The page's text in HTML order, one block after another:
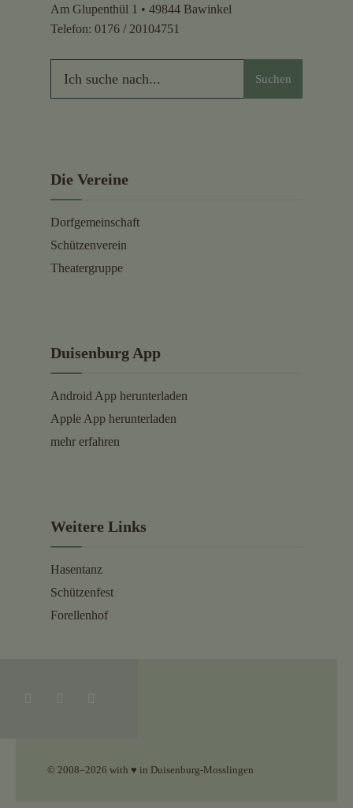
Am Glupenthül 1 • 49844 Bawinkel
Telefon: 0176 / 20104751
Suchen
Die Vereine
Dorfgemeinschaft
Schützenverein
Theatergruppe
Duisenburg App
Android App herunterladen
Apple App herunterladen
mehr erfahren
Weitere Links
Hasentanz
Schützenfest
Forellenhof
© 2008–2026 with ♥ in Duisenburg-Mosslingen